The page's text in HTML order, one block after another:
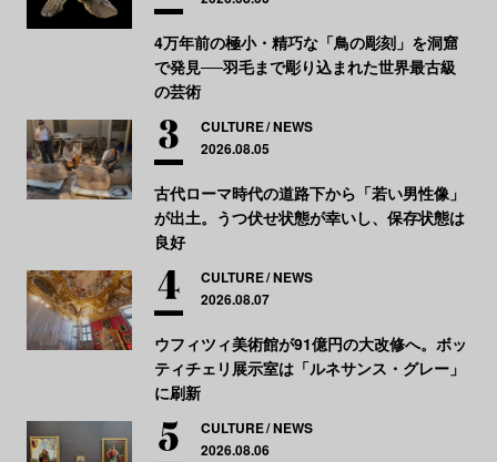
4万年前の極小・精巧な「鳥の彫刻」を洞窟
で発見──羽毛まで彫り込まれた世界最古級
の芸術
CULTURE NEWS
2026.08.05
古代ローマ時代の道路下から「若い男性像」
が出土。うつ伏せ状態が幸いし、保存状態は
良好
CULTURE NEWS
2026.08.07
ウフィツィ美術館が91億円の大改修へ。ボッ
ティチェリ展示室は「ルネサンス・グレー」
に刷新
CULTURE NEWS
2026.08.06